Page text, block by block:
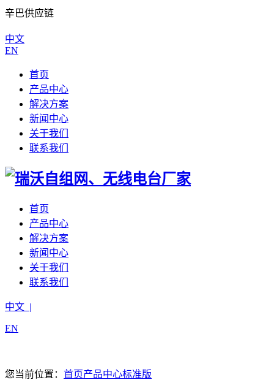
辛巴供应链
中文
EN
首页
产品中心
解决方案
新闻中心
关于我们
联系我们
首页
产品中心
解决方案
新闻中心
关于我们
联系我们
中文 |
EN
您当前位置： 首页产品中心标准版